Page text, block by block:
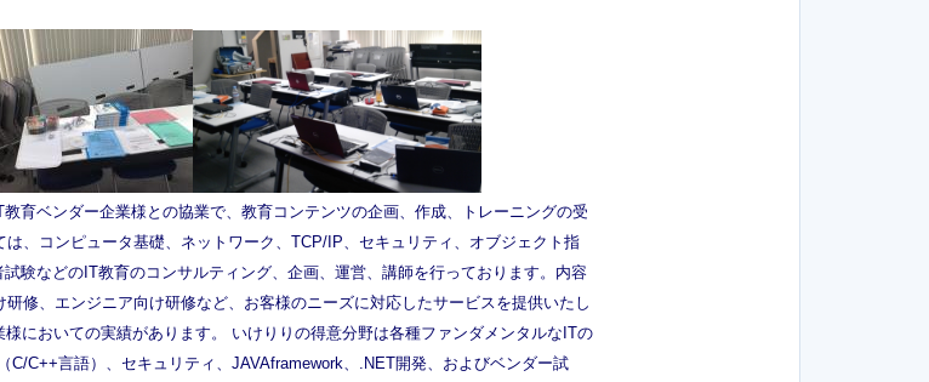
育ベンダー企業様との協業で、教育コンテンツの企画、作成、トレーニングの受
、コンピュータ基礎、ネットワーク、TCP/IP、セキュリティ、オブジェクト指
験などのIT教育のコンサルティング、企画、運営、講師を行っております。内容
修、エンジニア向け研修など、お客様のニーズに対応したサービスを提供いたし
においての実績があります。
いけりりの得意分野は各種ファンダメンタルなITの
C++言語）、セキュリティ、JAVAframework、.NET開発、およびベンダー試